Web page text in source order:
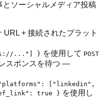
ソーシャルメディア投稿
+ 接続されたプラット
..."] } を使用して POST
スポンスを待つ —
["linkedin",
true } を使用し